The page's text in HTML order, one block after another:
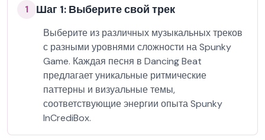
1 Шаг 1: Выберите свой трек
Выберите из различных музыкальных треков
с разными уровнями сложности на Spunky
Game. Каждая песня в Dancing Beat
предлагает уникальные ритмические
паттерны и визуальные темы,
соответствующие энергии опыта Spunky
InCrediBox.